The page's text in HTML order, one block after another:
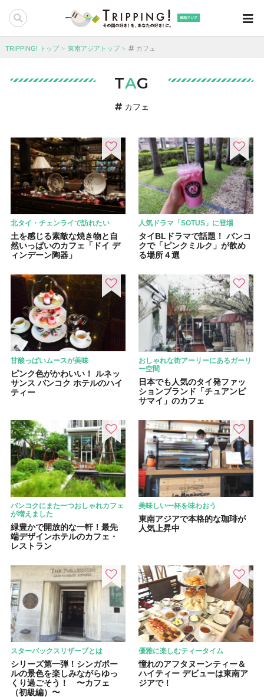
東南アジア
TRIPPING! トップ 東南アジアトップ カフェ
TAG
カフェ
北タイ・チェンライで訪れたい
土を感じる素敵な焼き物と自
然いっぱいのカフェ「ドイ デ
ィンデーン陶器」
人気ドラマ「SOTUS」に登場
タイBLドラマで話題！ バンコ
クで「ピンクミルク」が飲め
る場所４選
甘酸っぱいムースが美味
ピンク色がかわいい！ ルネッ
サンス バンコク ホテルのハイ
ティー
おしゃれな街アーリーにあるガーリ
ー空間
日本でも人気のタイ発ファッ
ションブランド「チュアンピ
サマイ」のカフェ
バンコクにまた一つおしゃれカフェ
が増えました
緑豊かで開放的な一軒！最先
端デザインホテルのカフェ・
レストラン
美味しい一杯を味わおう
東南アジアで本格的な珈琲が
人気上昇中
スターバックスリザーブとは
シリーズ第一弾！シンガポー
ルの景色を楽しみながらゆっ
くり過ごそう！ 〜カフェ
（初級編）〜
優雅に楽しむティータイム
憧れのアフタヌーンティー＆
ハイティー デビューは東南ア
ジアで！